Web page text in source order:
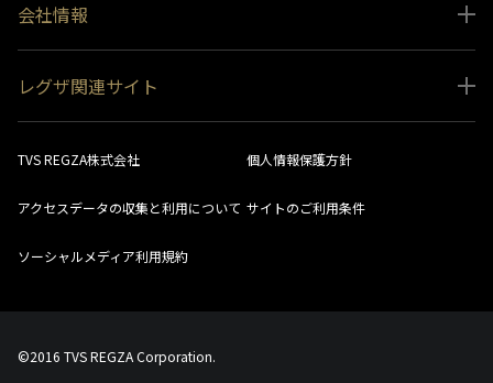
インフォメーション 一覧
よくあるご質問 (FAQ）
お問い合わせ
生産終了商品一覧
ソフトウェアダウンロード情報
レグザリンク総合ナビ
会社情報
会社概要
社会環境活動
採用情報
レグザ関連サイト
レグザ メンバーズ
法人向けサイト
視聴分析サービス
TVS REGZA株式会社 個人情報保護方針
アクセスデータの収集と利用について サイトのご利用条件
ソーシャルメディア利用規約
©2016 TVS REGZA Corporation.